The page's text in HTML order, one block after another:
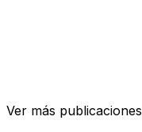
Ver más publicaciones